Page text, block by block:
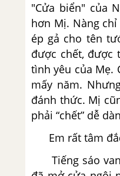
"Cửa biển" của
hơn Mị. Nàng
ép gả cho tên
được chết, được
tình yêu của Mẹ.
mấy năm.
đánh thức. Mị
phải “chết” dễ
Em rất tâm
Tiếng sáo